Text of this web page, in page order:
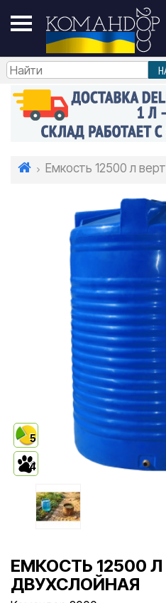
Емкость 12500 л
5
4
ЕМКОСТЬ 12500
ДВУХСЛОЙНАЯ